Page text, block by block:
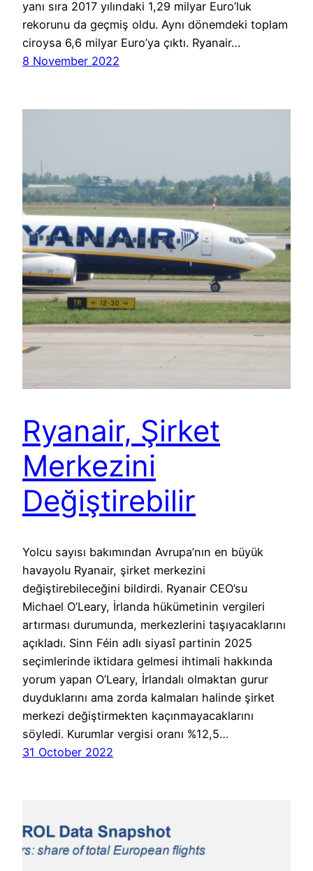
yanı sıra 2017 yılındaki 1,29 milyar Euro’luk
rekorunu da geçmiş oldu. Aynı dönemdeki toplam
ciroysa 6,6 milyar Euro’ya çıktı. Ryanair…
8 November 2022
Ryanair, Şirket
Merkezini
Değiştirebilir
Yolcu sayısı bakımından Avrupa’nın en büyük
havayolu Ryanair, şirket merkezini
değiştirebileceğini bildirdi. Ryanair CEO’su
Michael O’Leary, İrlanda hükümetinin vergileri
artırması durumunda, merkezlerini taşıyacaklarını
açıkladı. Sinn Féin adlı siyasî partinin 2025
seçimlerinde iktidara gelmesi ihtimali hakkında
yorum yapan O’Leary, İrlandalı olmaktan gurur
duyduklarını ama zorda kalmaları halinde şirket
merkezi değiştirmekten kaçınmayacaklarını
söyledi. Kurumlar vergisi oranı %12,5…
31 October 2022